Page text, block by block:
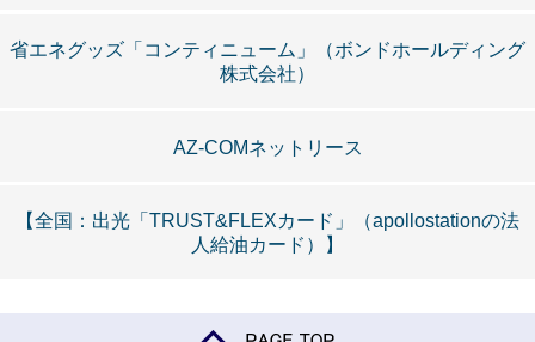
省エネグッズ「コンティニューム」（ボンドホールディング
株式会社）
AZ-COMネットリース
【全国：出光「TRUST&FLEXカード」（apollostationの法
人給油カード）】